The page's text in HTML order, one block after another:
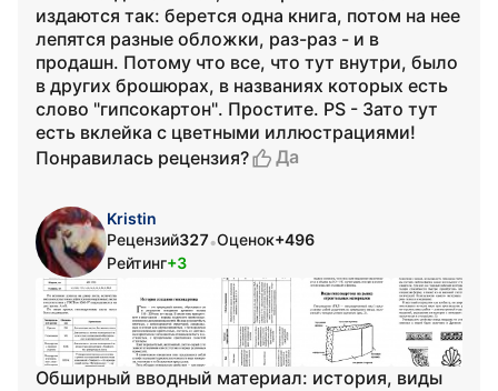
издаются так: берется одна книга, потом на нее
лепятся разные обложки, раз-раз - и в
продашн. Потому что все, что тут внутри, было
в других брошюрах, в названиях которых есть
слово "гипсокартон". Простите. PS - Зато тут
есть вклейка с цветными иллюстрациями!
Понравилась рецензия?
Да
Kristin
Рецензий327•Оценок+496
Рейтинг+3
Обширный вводный материал: история, виды